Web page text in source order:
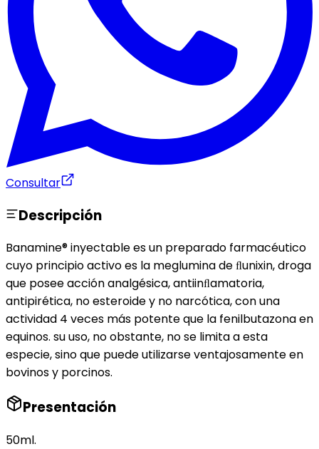
Consultar
Descripción
Banamine® inyectable es un preparado farmacéutico
cuyo principio activo es la meglumina de ﬂunixin, droga
que posee acción analgésica, antiinﬂamatoria,
antipirética, no esteroide y no narcótica, con una
actividad 4 veces más potente que la fenilbutazona en
equinos. su uso, no obstante, no se limita a esta
especie, sino que puede utilizarse ventajosamente en
bovinos y porcinos.
Presentación
50ml.